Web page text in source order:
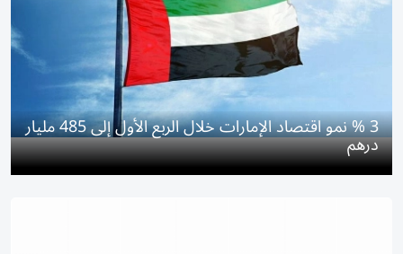
3 % نمو اقتصاد الإمارات خلال الربع الأول إلى 485 مليار
درهم